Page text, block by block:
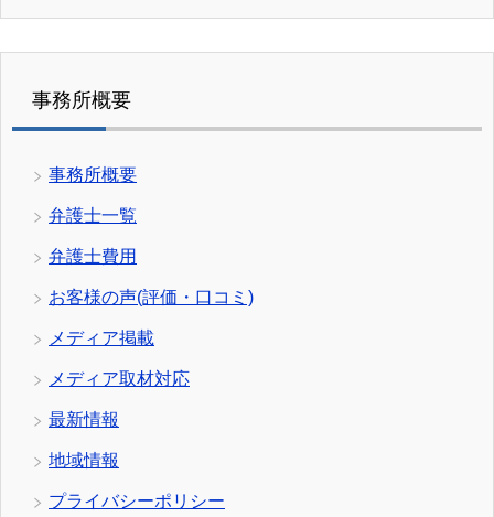
事務所概要
事務所概要
弁護士一覧
弁護士費用
お客様の声(評価・口コミ)
メディア掲載
メディア取材対応
最新情報
地域情報
プライバシーポリシー